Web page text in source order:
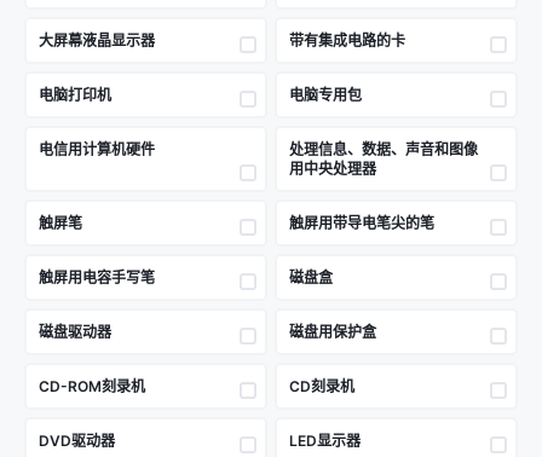
大屏幕液晶显示器 带有集成电路的卡
电脑打印机 电脑专用包
电信用计算机硬件
处理信息、数据、声音和图像
用中央处理器
触屏笔 触屏用带导电笔尖的笔
触屏用电容手写笔 磁盘盒
磁盘驱动器 磁盘用保护盒
CD-ROM刻录机 CD刻录机
DVD驱动器 LED显示器